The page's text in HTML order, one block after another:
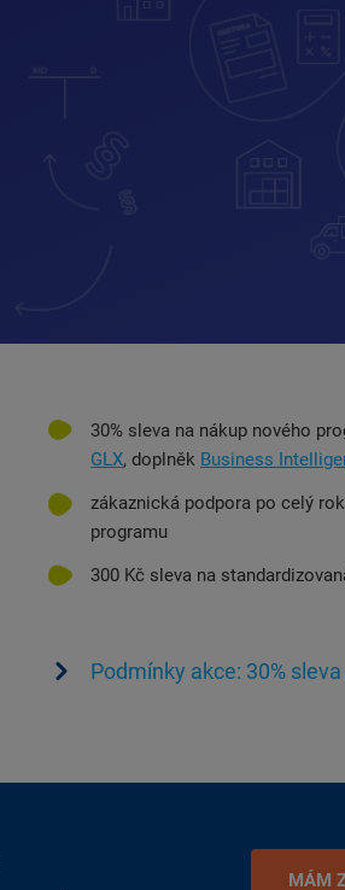
30% sleva na nákup nového
GLX, doplněk Business
zákaznická podpora po celý
programu
300 Kč sleva na
Podmínky akce: 30%
MÁM